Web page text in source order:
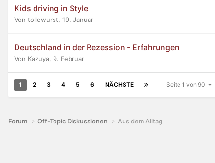
Kids driving in Style
Von tollewurst, 19. Januar
Deutschland in der Rezession - Erfahrungen
Von Kazuya, 9. Februar
1 2 3 4 5 6 NÄCHSTE Seite 1 von 90
Forum Off-Topic Diskussionen Aus dem Alltag